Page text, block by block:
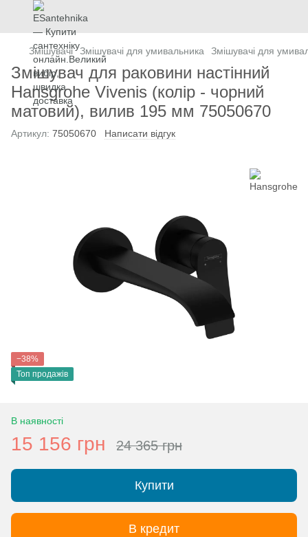
Змішувачі Змішувачі для умивальника Змішувачі для
Змішувач для раковини настінний
Hansgrohe Vivenis (колір - чорний
матовий), вилив 195 мм 75050670
Артикул: 75050670 Написати відгук
−38%
Топ продажів
В наявності
15 156 грн 24 365 грн
Купити
В кредит